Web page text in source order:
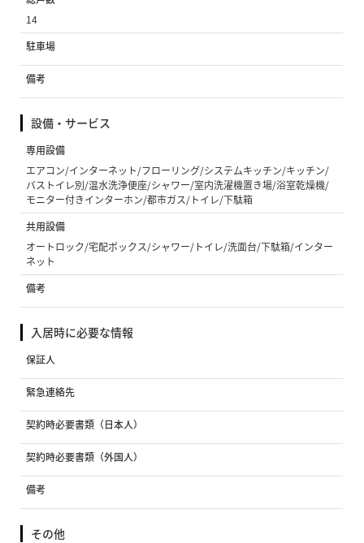
14
駐車場
備考
設備・サービス
専用設備
エアコン/インターネット/フローリング/システムキッチン/キッチン/
バストイレ別/温水洗浄便座/シャワー/室内洗濯機置き場/浴室乾燥機/
モニター付きインターホン/都市ガス/トイレ/下駄箱
共用設備
オートロック/宅配ボックス/シャワー/トイレ/洗面台/下駄箱/インター
ネット
備考
入居時に必要な情報
保証人
緊急連絡先
契約時必要書類（日本人）
契約時必要書類（外国人）
備考
その他